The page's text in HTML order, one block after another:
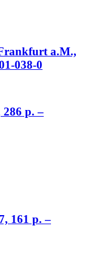
a.M.,
038-0
286 p. –
161 p. –